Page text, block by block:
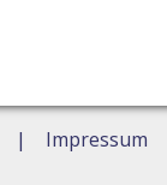
Impressum